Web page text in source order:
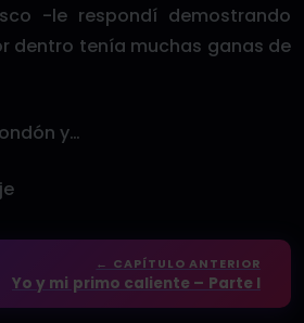
-le respondí demostrando
dentro tenía muchas ganas de
y…
← CAPÍTULO ANTERIOR
Yo y mi primo caliente – Parte I